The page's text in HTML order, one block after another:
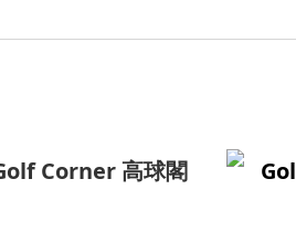
Corner 高球閣